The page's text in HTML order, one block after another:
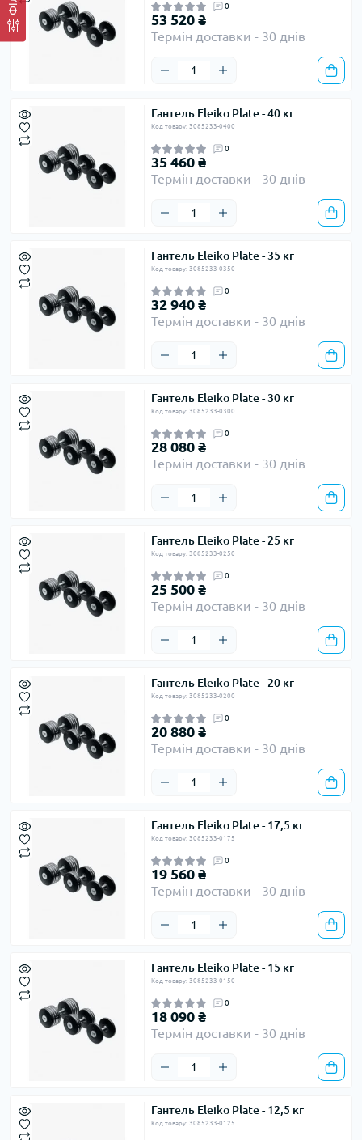
0
53 520 ₴
Термін доставки - 30 днів
Гантель Eleiko Plate - 40 кг
Код товару: 3085233-0400
0
35 460 ₴
Термін доставки - 30 днів
Гантель Eleiko Plate - 35 кг
Код товару: 3085233-0350
0
32 940 ₴
Термін доставки - 30 днів
Гантель Eleiko Plate - 30 кг
Код товару: 3085233-0300
0
28 080 ₴
Термін доставки - 30 днів
Гантель Eleiko Plate - 25 кг
Код товару: 3085233-0250
0
25 500 ₴
Термін доставки - 30 днів
Гантель Eleiko Plate - 20 кг
Код товару: 3085233-0200
0
20 880 ₴
Термін доставки - 30 днів
Гантель Eleiko Plate - 17,5 кг
Код товару: 3085233-0175
0
19 560 ₴
Термін доставки - 30 днів
Гантель Eleiko Plate - 15 кг
Код товару: 3085233-0150
0
18 090 ₴
Термін доставки - 30 днів
Гантель Eleiko Plate - 12,5 кг
Код товару: 3085233-0125